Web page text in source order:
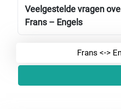
Veelgestelde vragen
Frans – Engels
Frans <->